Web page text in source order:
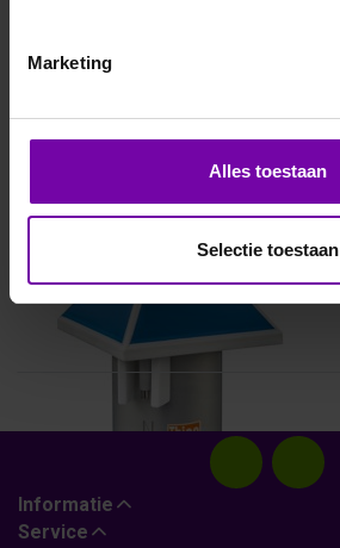
Marketing
Alles toestaan
Selectie toestaan
THIES
Informatie
Service